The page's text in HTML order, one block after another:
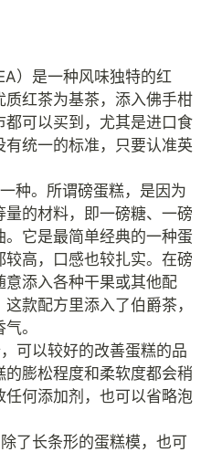
）是一种风味独特的红
红茶为基茶，添入佛手柑
可以买到，尤其是进口食
统一的标准，只要认准英
种。所谓磅蛋糕，是因为
的材料，即一磅糖、一磅
它是最简单经典的一种蛋
高，口感也较扎实。在磅
添入各种干果或其他配
款配方里添入了伯爵茶，
。
可以较好的改善蛋糕的品
膨松程度和柔软度都会稍
何添加剂，也可以省略泡
了长条形的蛋糕模，也可